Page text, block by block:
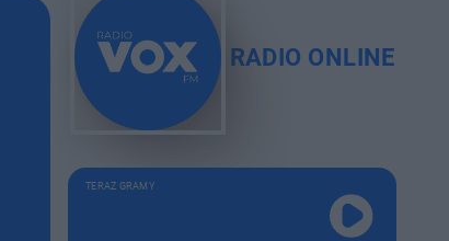
RADIO ONLINE
TERAZ GRAMY